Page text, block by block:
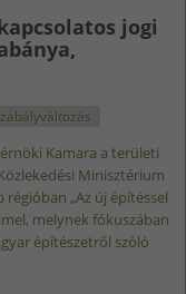
ISTVÁN
KAPCSOLATOSAN
jogi
Kamara a területi
Minisztérium
„Az új építéssel
melynek fókuszában
építészetről szóló